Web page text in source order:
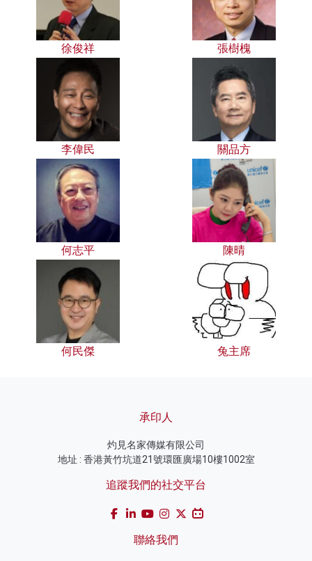
徐俊祥 張樹槐
李偉民 關品方
何志平 陳晴
何民傑 兔主席
承印人
灼見名家傳媒有限公司
地址 : 香港黃竹坑道21號環匯廣場10樓1002室
追蹤我們的社交平台
聯絡我們